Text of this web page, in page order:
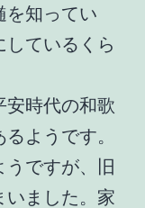
を知ってい
ているくら
安時代の和歌
ようです。
ですが、旧
いました。家